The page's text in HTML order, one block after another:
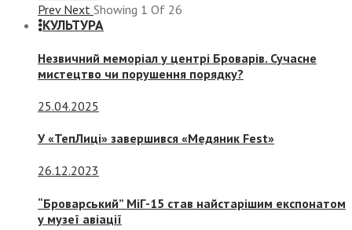
Prev Next Showing 1 Of 26
КУЛЬТУРА
Незвичний меморіал у центрі Броварів. Сучасне
мистецтво чи порушення порядку?
25.04.2025
У «ТепЛиці» завершився «Медяник Fest»
26.12.2023
“Броварський” МіГ-15 став найстарішим експонатом
у музеї авіації